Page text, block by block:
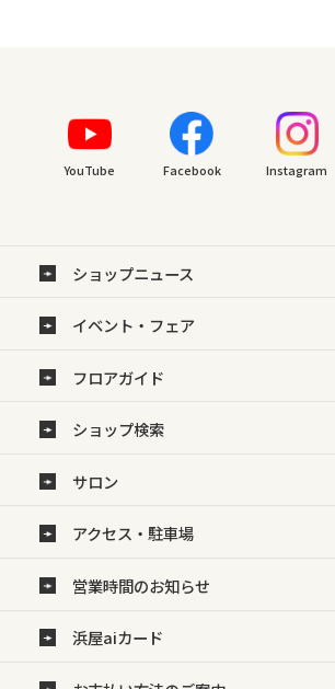
YouTube Facebook Instagram
ショップニュース
イベント・フェア
フロアガイド
ショップ検索
サロン
アクセス・駐車場
営業時間のお知らせ
浜屋aiカード